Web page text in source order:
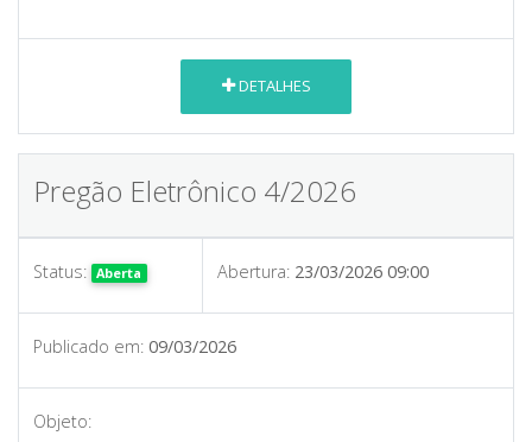
DETALHES
Pregão Eletrônico 4/2026
Status: Aberta Abertura: 23/03/2026 09:00
Publicado em: 09/03/2026
Objeto: